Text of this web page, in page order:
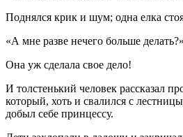
Поднялся крик и шум; одна елка
«А мне разве нечего больше делать?»
Она уж сделала свое дело!
И толстенький человек рассказал
который, хоть и свалился с
добыл себе принцессу.